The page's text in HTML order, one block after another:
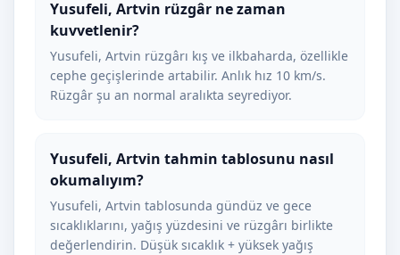
Yusufeli, Artvin rüzgâr ne zaman
kuvvetlenir?
Yusufeli, Artvin rüzgârı kış ve ilkbaharda, özellikle
cephe geçişlerinde artabilir. Anlık hız 10 km/s.
Rüzgâr şu an normal aralıkta seyrediyor.
Yusufeli, Artvin tahmin tablosunu nasıl
okumalıyım?
Yusufeli, Artvin tablosunda gündüz ve gece
sıcaklıklarını, yağış yüzdesini ve rüzgârı birlikte
değerlendirin. Düşük sıcaklık + yüksek yağış